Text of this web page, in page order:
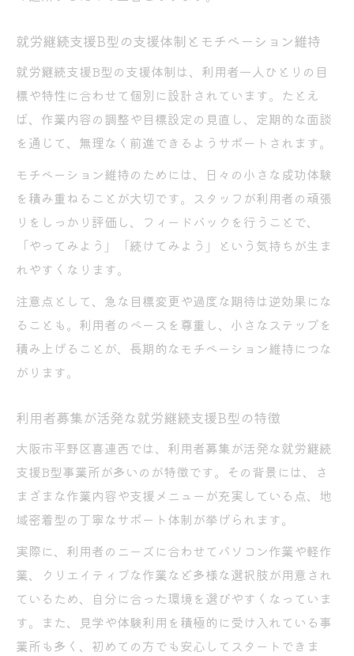
就労継続支援B型の支援体制とモチベーション維持
就労継続支援B型の支援体制は、利用者一人ひとりの目
標や特性に合わせて個別に設計されています。たとえ
ば、作業内容の調整や目標設定の見直し、定期的な面談
を通じて、無理なく前進できるようサポートされます。
モチベーション維持のためには、日々の小さな成功体験
を積み重ねることが大切です。スタッフが利用者の頑張
りをしっかり評価し、フィードバックを行うことで、
「やってみよう」「続けてみよう」という気持ちが生ま
れやすくなります。
注意点として、急な目標変更や過度な期待は逆効果にな
ることも。利用者のペースを尊重し、小さなステップを
積み上げることが、長期的なモチベーション維持につな
がります。
利用者募集が活発な就労継続支援B型の特徴
大阪市平野区喜連西では、利用者募集が活発な就労継続
支援B型事業所が多いのが特徴です。その背景には、さ
まざまな作業内容や支援メニューが充実している点、地
域密着型の丁寧なサポート体制が挙げられます。
実際に、利用者のニーズに合わせてパソコン作業や軽作
業、クリエイティブな作業など多様な選択肢が用意され
ているため、自分に合った環境を選びやすくなっていま
す。また、見学や体験利用を積極的に受け入れている事
業所も多く、初めての方でも安心してスタートできま